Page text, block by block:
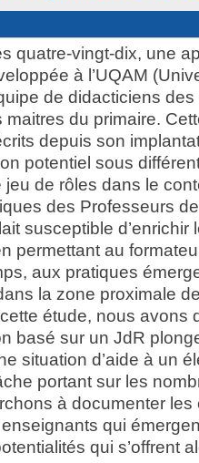
quatre-vingt-dix, une
à l’UQAM
de didacticiens
maitres du primaire.
depuis son
potentiel sous
de rôles dans le
des Professeurs
susceptible d’enrichir
permettant au
aux pratiques
la zone proximale
étude, nous avons
basé sur un JdR
situation d’aide à un
portant sur les
à documenter
qui
qui s’offrent